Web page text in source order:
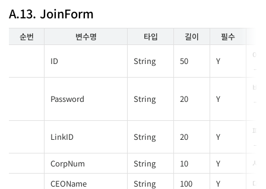
A.13. JoinForm
순번 변수명 타입 길이 필수
ID String 50 Y
아
Password String 20 Y
비
LinkID String 20 Y
파
CorpNum
String 10 Y
사
CEOName
String 100 Y
대